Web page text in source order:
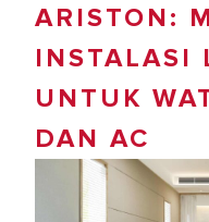
ARISTON:
INSTALASI
UNTUK
DAN AC